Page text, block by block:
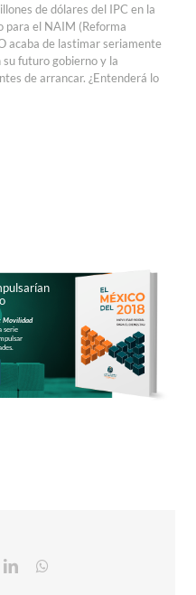
de dólares del IPC en la
para el NAIM (Reforma
acaba de lastimar seriamente
futuro gobierno y la
de arrancar. ¿Entenderá lo
Movilidad
serie
LinkedinWhatsapp